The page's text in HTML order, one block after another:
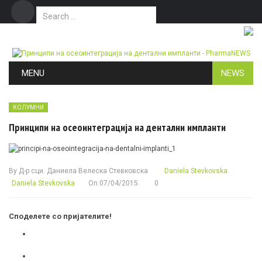
Search for:
MENU NEWS
КОЛУМНИ
Принципи на осеоинтеграција на дентални импланти
By Д-р сци. Даниела Велеска Стевковска
Daniela Stevkovska
Daniela Stevkovska
On 07/04/2015 0
Споделете со пријателите!